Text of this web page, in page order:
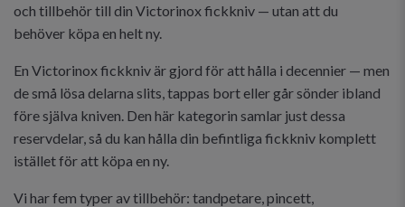
och tillbehör till din Victorinox fickkniv — utan att du
behöver köpa en helt ny.
En Victorinox fickkniv är gjord för att hålla i decennier — men
de små lösa delarna slits, tappas bort eller går sönder ibland
före själva kniven. Den här kategorin samlar just dessa
reservdelar, så du kan hålla din befintliga fickkniv komplett
istället för att köpa en ny.
Vi har fem typer av tillbehör: tandpetare, pincett,